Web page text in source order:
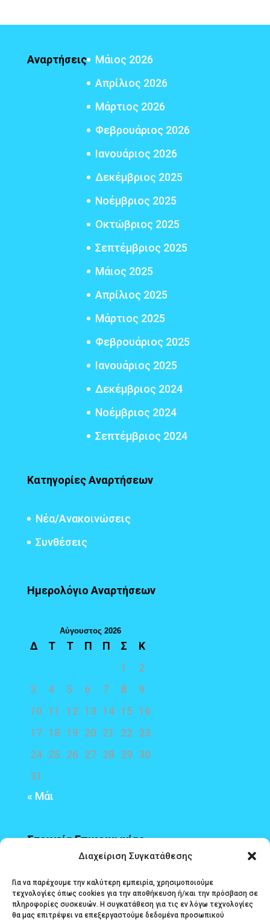
Διαχείριση Συγκατάθεσης
Για να παρέχουμε την καλύτερη εμπειρία, χρησιμοποιούμε
τεχνολογίες όπως cookies για την αποθήκευση ή/και την πρόσβαση σε
πληροφορίες συσκευών. Η συγκατάθεση για τις εν λόγω τεχνολογίες
θα μας επιτρέψει να επεξεργαστούμε δεδομένα προσωπικού
Αναρτήσεις
Μάιος 2026
Απρίλιος 2026
Μάρτιος 2026
Φεβρουάριος 2026
Ιανουάριος 2026
Δεκέμβριος 2025
Νοέμβριος 2025
Οκτώβριος 2025
Σεπτέμβριος 2025
Μάιος 2025
Απρίλιος 2025
Μάρτιος 2025
Φεβρουάριος 2025
Ιανουάριος 2025
Δεκέμβριος 2024
Νοέμβριος 2024
Σεπτέμβριος 2024
Κατηγορίες Αναρτήσεων
Νέα/Ανακοινώσεις
Συνθέσεις
Ημερολόγιο Αναρτήσεων
Αύγουστος 2026
Δ Τ Τ Π Π Σ
Κ
1
2
3
4 5 6 7 8
9
10 11 12 13 14 15 16
17 18 19 20 21 22 23
24 25 26 27 28 29 30
31
« Μάι
Στοιχεία Επικοινωνίας
Διεύθυνση: Τερτσέτη και Πολυζωίδη 1,
Αγρίνιο, 30131